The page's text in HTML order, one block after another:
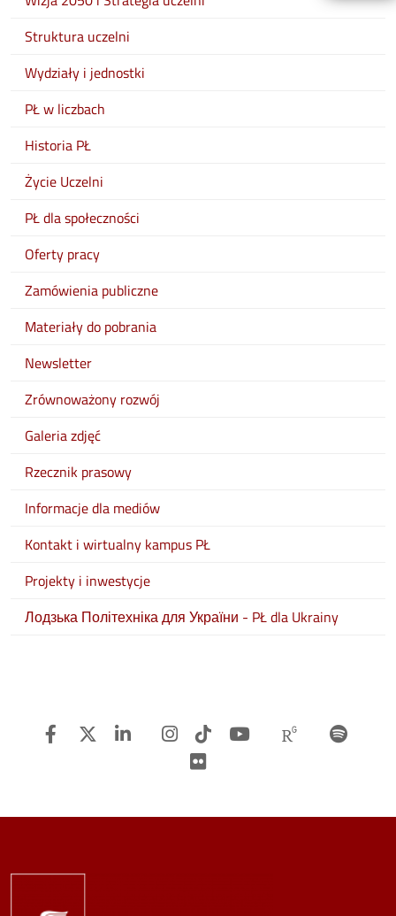
Struktura uczelni
Wydziały i jednostki
PŁ w liczbach
Historia PŁ
Życie Uczelni
PŁ dla społeczności
Oferty pracy
Zamówienia publiczne
Materiały do pobrania
Newsletter
Zrównoważony rozwój
Galeria zdjęć
Rzecznik prasowy
Informacje dla mediów
Kontakt i wirtualny kampus PŁ
Projekty i inwestycje
Лодзька Політехніка для України - PŁ dla Ukrainy
Facebook
Twitter LinkedinInstagram
TiTok Youtube